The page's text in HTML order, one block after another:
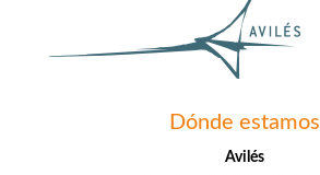
Dónde estamos
Avilés